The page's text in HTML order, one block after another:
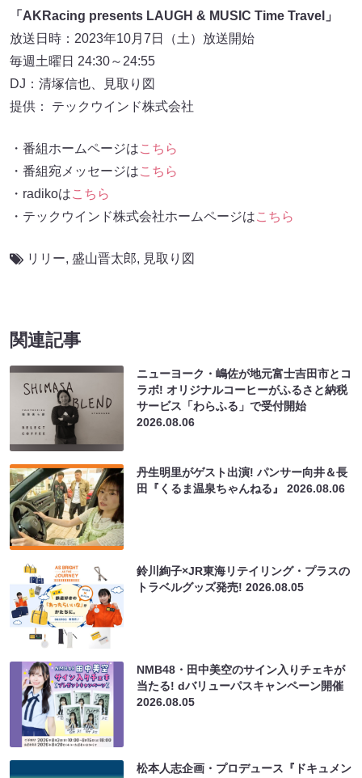
「AKRacing presents LAUGH & MUSIC Time Travel」
放送日時：2023年10月7日（土）放送開始
毎週土曜日 24:30～24:55
DJ：清塚信也、見取り図
提供： テックウインド株式会社
・番組ホームページはこちら
・番組宛メッセージはこちら
・radikoはこちら
・テックウインド株式会社ホームページはこちら
リリー, 盛山晋太郎, 見取り図
関連記事
ニューヨーク・嶋佐が地元富士吉田市とコ
ラボ! オリジナルコーヒーがふるさと納税
サービス「わらふる」で受付開始
2026.08.06
丹生明里がゲスト出演! パンサー向井＆長
田『くるま温泉ちゃんねる』2026.08.06
鈴川絢子×JR東海リテイリング・プラスの
トラベルグッズ発売!2026.08.05
NMB48・田中美空のサイン入りチェキが
当たる! dバリューパスキャンペーン開催
2026.08.05
松本人志企画・プロデュース『ドキュメン